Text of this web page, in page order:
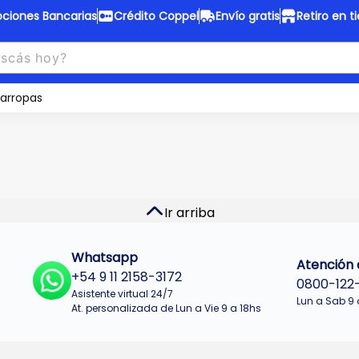
Bancarias Crédito Coppel Envío gratis Retiro en
Coppel
fijas en ropa y 12 en
Envío gratis
Ir arriba
Whatsapp
+54 9 11 2158-3172
Asistente virtual 24/7
At. personalizada de Lun a Vie 9 a 18hs
Atención
0800-
Lun a Sab 9